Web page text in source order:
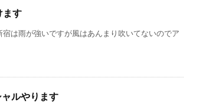
ます
は雨が強いですが風はあんまり吹いてないのでア
ルやります